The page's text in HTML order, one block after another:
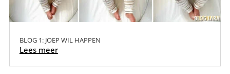
BLOG 1: JOEP WIL HAPPEN
Lees meer